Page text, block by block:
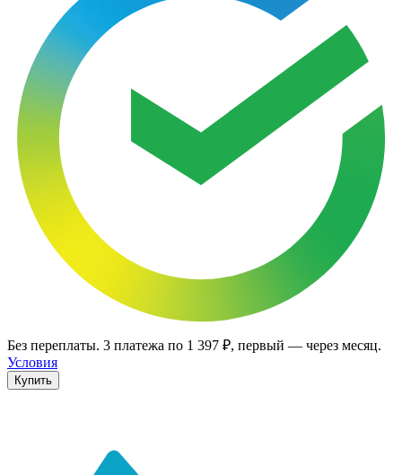
Без переплаты. 3 платежа по 1 397 ₽, первый — через месяц.
Условия
Купить